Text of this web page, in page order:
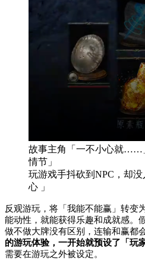
故事主角「一不小心就……
情节」
玩游戏手抖砍到NPC，却
心 」
反观游玩，将「我能不能赢」转变
能动性，就能获得乐趣和成就感。
做不做大牌没有区别，连输和赢都
的游玩体验， 一开始就预设了「玩
需要在游玩之外被设定。